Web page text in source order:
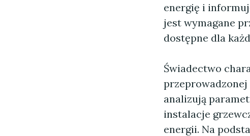
energię i
jest wymagane
dostępne dla
Świadectwo
analizują
instalacje
energii. Na